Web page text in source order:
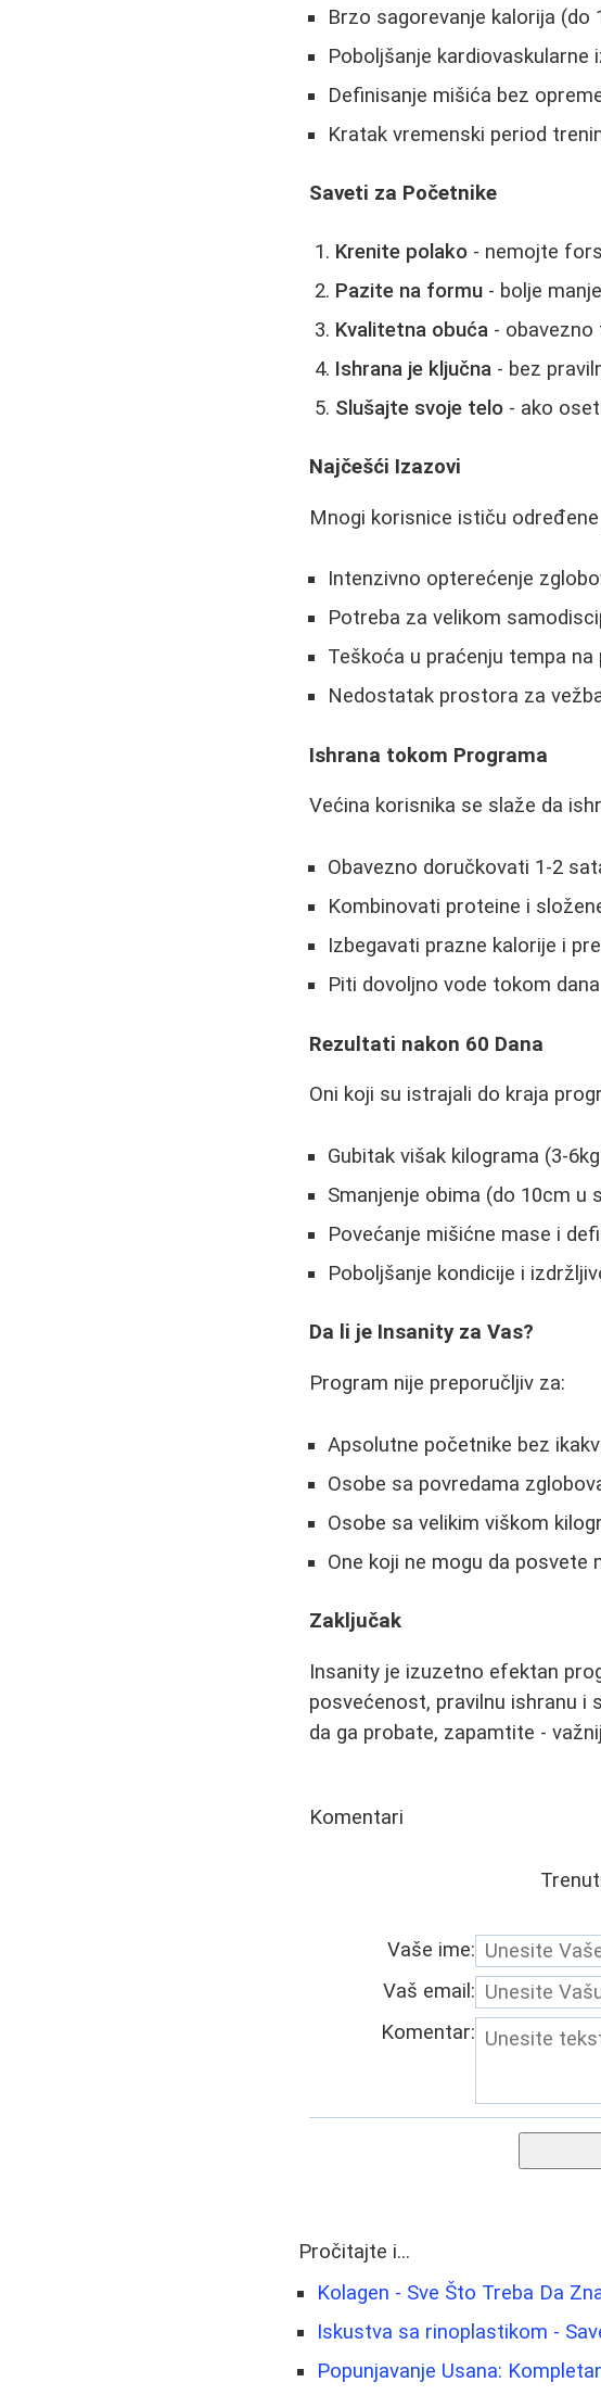
Brzo sagorevanje kalorija (do
Poboljšanje kardiovaskularne
Definisanje mišića bez
Kratak vremenski period
Saveti za Početnike
Krenite polako - nemojte
Pazite na formu - bolje
Kvalitetna obuća -
Ishrana je ključna - bez
Slušajte svoje telo - ako
Najčešći Izazovi
Mnogi korisnice ističu
Intenzivno opterećenje
Potreba za velikom
Teškoća u praćenju tempa na
Nedostatak prostora za
Ishrana tokom Programa
Većina korisnika se slaže da
Obavezno doručkovati 1-2
Kombinovati proteine i
Izbegavati prazne kalorije i
Piti dovoljno vode tokom dana
Rezultati nakon 60 Dana
Oni koji su istrajali do kraja
Gubitak višak kilograma (3-
Smanjenje obima (do 10cm u
Povećanje mišićne mase i
Poboljšanje kondicije i
Da li je Insanity za Vas?
Program nije preporučljiv za:
Apsolutne početnike bez
Osobe sa povredama
Osobe sa velikim viškom
One koji ne mogu da posvete
Zaključak
Insanity je izuzetno efektan
posvećenost, pravilnu ishranu i
da ga probate, zapamtite -
Komentari
Vaše ime:
Vaš email:
Komentar:
Pročitajte i...
Kolagen - Sve Što Treba Da
Iskustva sa rinoplastikom -
Popunjavanje Usana: